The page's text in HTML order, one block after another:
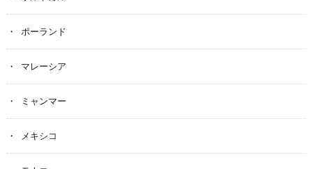
ポーランド
マレーシア
ミャンマー
メキシコ